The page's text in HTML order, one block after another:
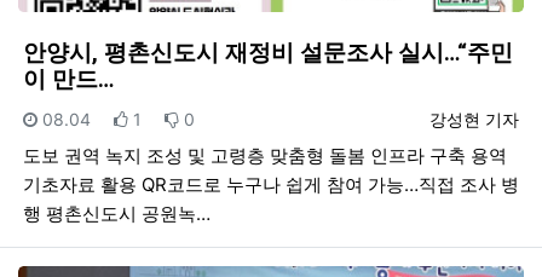
안양시, 평촌신도시 재정비 설문조사 실시…“주민
이 만드…
등록자
강성현 기자
등록일
08.04 추천
1 비추천
0
도보 권역 녹지 조성 및 고령층 맞춤형 돌봄 인프라 구축 용역
기초자료 활용 QR코드로 누구나 쉽게 참여 가능…직접 조사 병
행 평촌신도시 공원녹…